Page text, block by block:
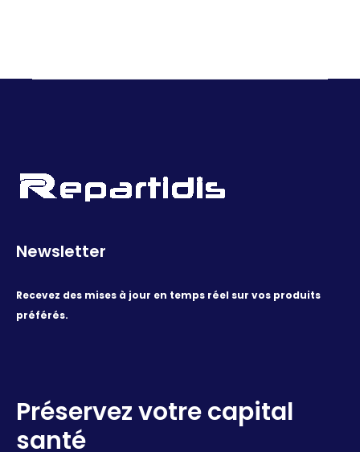
Newsletter
Recevez des mises à jour en temps réel sur vos produits
préférés.
Préservez votre capital
santé